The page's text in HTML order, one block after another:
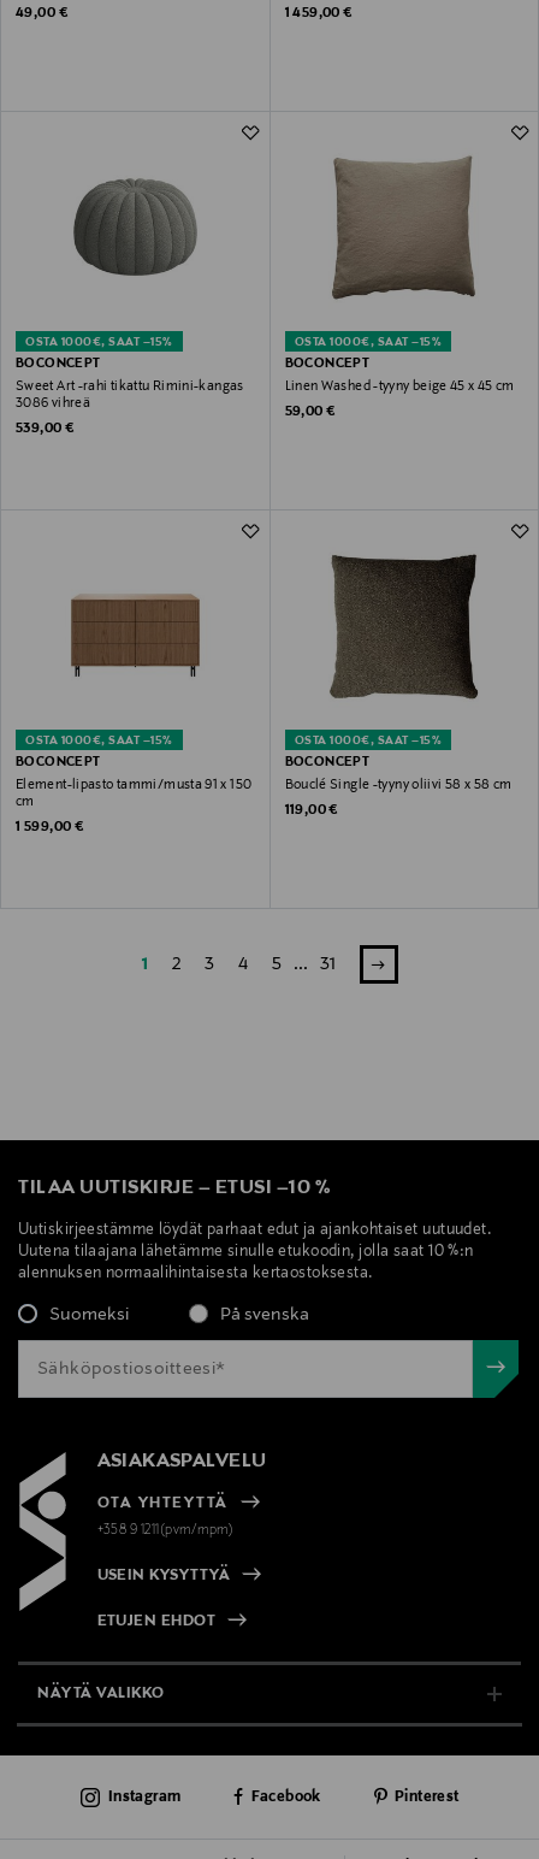
Original Price
49,00 €
Original Price
1 459,00 €
OSTA 1000€, SAAT –15%
BOCONCEPT
Sweet Art -rahi tikattu Rimini-kangas
3086 vihreä
Original Price
539,00 €
OSTA 1000€, SAAT –15%
BOCONCEPT
Linen Washed -tyyny beige 45 x 45 cm
Original Price
59,00 €
OSTA 1000€, SAAT –15%
BOCONCEPT
Element-lipasto tammi/musta 91 x 150
cm
Original Price
1 599,00 €
OSTA 1000€, SAAT –15%
BOCONCEPT
Bouclé Single -tyyny oliivi 58 x 58 cm
Original Price
119,00 €
1 2 3 4 5 ... 31
TILAA UUTISKIRJE – ETUSI –10 %
Uutiskirjeestämme löydät parhaat edut ja ajankohtaiset uutuudet.
Uutena tilaajana lähetämme sinulle etukoodin, jolla saat 10 %:n
alennuksen normaalihintaisesta kertaostoksesta.
Suomeksi På svenska
ASIAKASPALVELU
OTA YHTEYTTÄ
+358 9 1211(pvm/mpm)
USEIN KYSYTTYÄ
ETUJEN EHDOT
NÄYTÄ VALIKKO
AJANKOHTAISTA
Instagram Facebook Pinterest